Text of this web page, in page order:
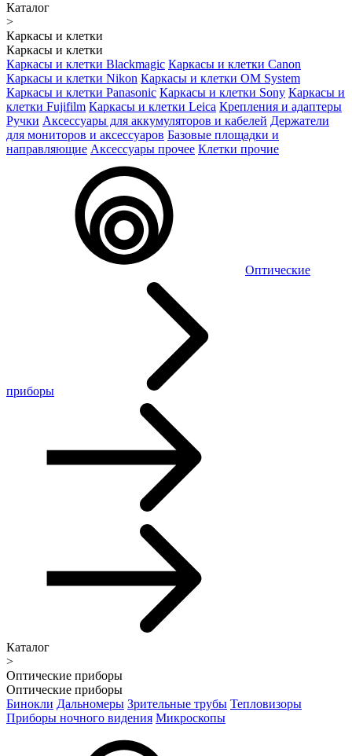
Каталог
>
Каркасы и клетки
Каркасы и клетки
Каркасы и клетки Blackmagic Каркасы и клетки Canon
Каркасы и клетки Nikon Каркасы и клетки OM System
Каркасы и клетки Panasonic Каркасы и клетки Sony Каркасы и
клетки Fujifilm Каркасы и клетки Leica Крепления и адаптеры
Ручки Аксессуары для аккумуляторов и кабелей Держатели
для мониторов и аксессуаров Базовые площадки и
направляющие Аксессуары прочее Клетки прочие
Оптические
приборы
Каталог
>
Оптические приборы
Оптические приборы
Бинокли Дальномеры Зрительные трубы Тепловизоры
Приборы ночного видения Микроскопы